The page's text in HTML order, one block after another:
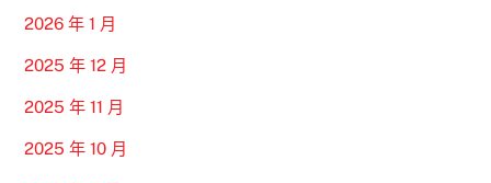
2026 年 1 月
2025 年 12 月
2025 年 11 月
2025 年 10 月